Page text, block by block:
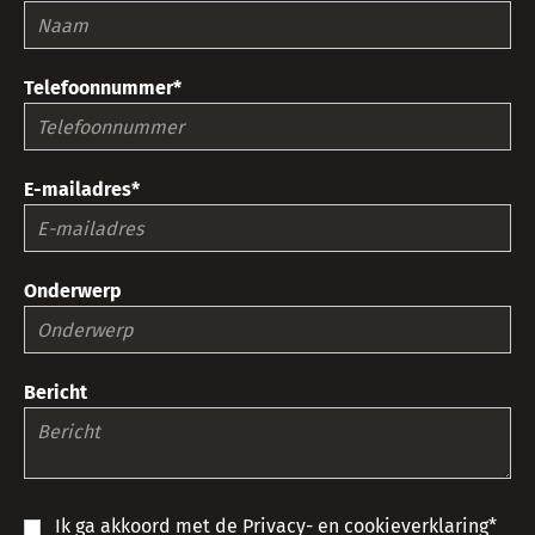
Telefoonnummer*
E-mailadres*
Onderwerp
Bericht
Ik ga akkoord met de Privacy- en cookieverklaring*